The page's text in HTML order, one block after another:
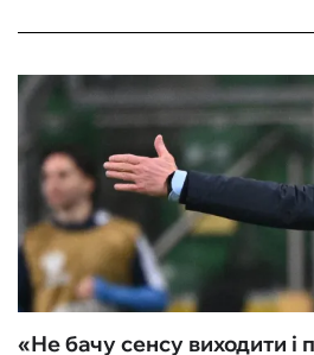
«‎Не бачу сенсу виходити і